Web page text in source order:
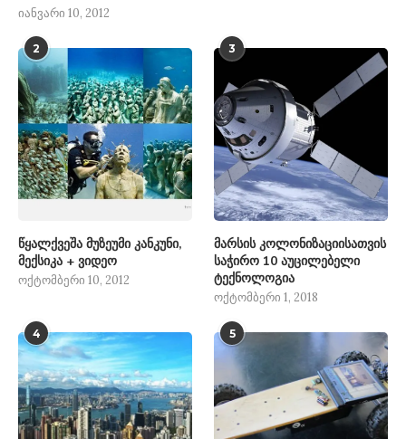
იანვარი 10, 2012
2
წყალქვეშა მუზეუმი კანკუნი,
მექსიკა + ვიდეო
ოქტომბერი 10, 2012
3
მარსის კოლონიზაციისათვის
საჭირო 10 აუცილებელი
ტექნოლოგია
ოქტომბერი 1, 2018
4 5